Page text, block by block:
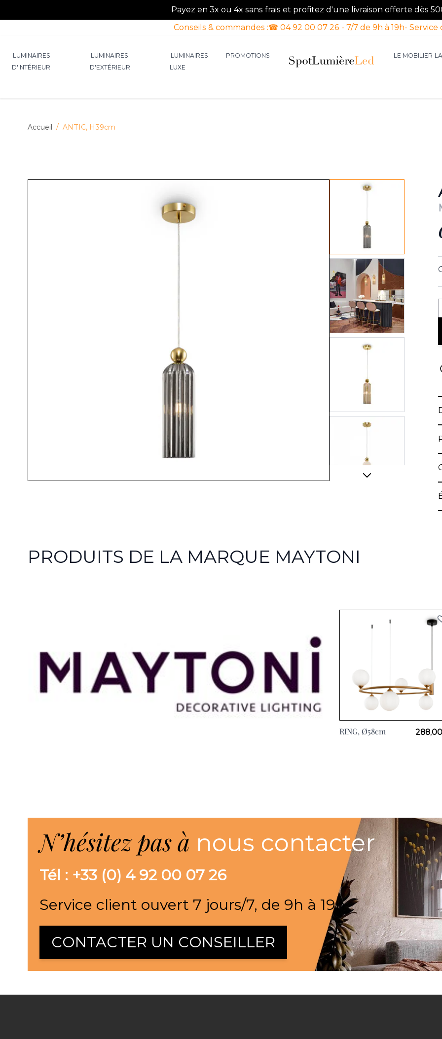
Payez en 3x ou 4x sans frais et profitez d'une livraison offerte dès
Conseils & commandes :☎ 04 92 00 07 26 - 7/7 de 9h à 19h-
LUMINAIRES
D'INTÉRIEUR
LUMINAIRES
D'EXTÉRIEUR
LUMINAIRES
LUXE
PROMOTIONS LE MOBILIER
Accueil / ANTIC, H39cm
View larger image
View larger image
View larger image
View larger image
PRODUITS DE LA MARQUE MAYTONI
RING, Ø58cm
N’hésitez pas à nous contacter
Tél : +33 (0) 4 92 00 07 26
Service client ouvert 7 jours/7, de 9h à 19h
CONTACTER UN CONSEILLER